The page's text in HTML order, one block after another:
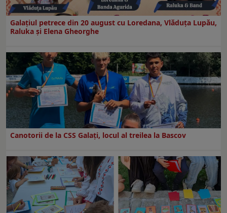
Galaţiul petrece din 20 august cu Loredana, Vlăduța Lupău,
Raluka și Elena Gheorghe
Canotorii de la CSS Galați, locul al treilea la Bascov